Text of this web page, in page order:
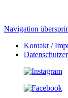
Navigation
Kontakt /